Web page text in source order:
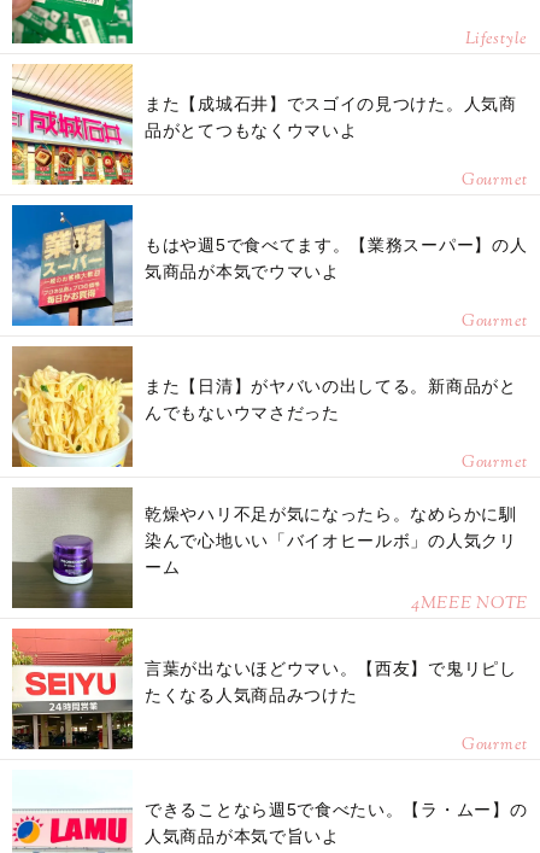
Lifestyle
また【成城石井】でスゴイの見つけた。人気商
品がとてつもなくウマいよ
Gourmet
もはや週5で食べてます。【業務スーパー】の人
気商品が本気でウマいよ
Gourmet
また【日清】がヤバいの出してる。新商品がと
んでもないウマさだった
Gourmet
乾燥やハリ不足が気になったら。なめらかに馴
染んで心地いい「バイオヒールボ」の人気クリ
ーム
4MEEE NOTE
言葉が出ないほどウマい。【西友】で鬼リピし
たくなる人気商品みつけた
Gourmet
できることなら週5で食べたい。【ラ・ムー】の
人気商品が本気で旨いよ